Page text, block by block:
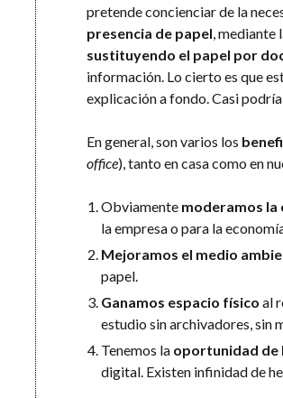
pretende concienciar de la
presencia de papel, mediante
sustituyendo el papel por
información. Lo cierto es que
explicación a fondo. Casi
En general, son varios los
office), tanto en casa como en
Obviamente moderamos la
la empresa o para la
Mejoramos el medio
papel.
Ganamos espacio físico al
estudio sin archivadores, sin
Tenemos la oportunidad de
digital. Existen infinidad de